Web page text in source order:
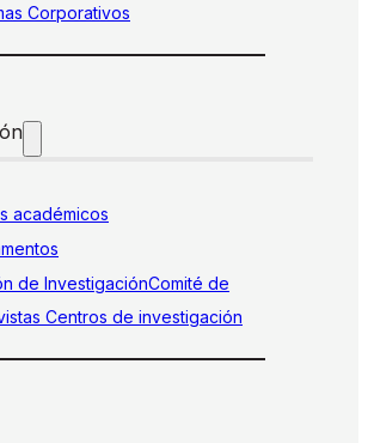
Corporativos
académicos
de InvestigaciónComité de
Centros de investigación